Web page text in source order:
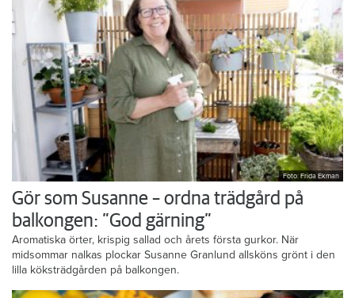
Foto: Frida Ekman
Gör som Susanne – ordna trädgård på
balkongen: ”God gärning”
Aromatiska örter, krispig sallad och årets första gurkor. När
midsommar nalkas plockar Susanne Granlund allsköns grönt i den
lilla köksträdgården på balkongen.